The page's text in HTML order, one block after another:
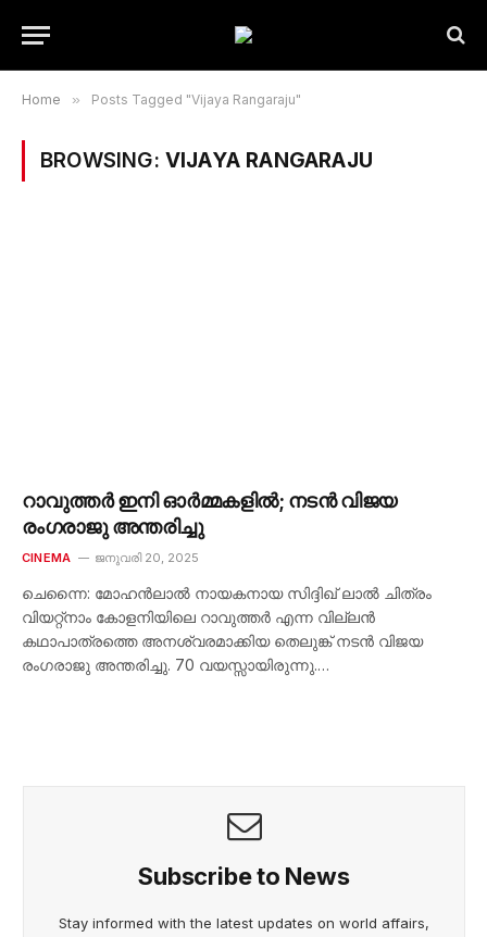
Home » Posts Tagged "Vijaya Rangaraju"
BROWSING: VIJAYA RANGARAJU
റാവുത്തർ ഇനി ഓർമ്മകളിൽ; നടൻ വിജയ
രംഗരാജു അന്തരിച്ചു
CINEMA ജനുവരി 20, 2025
ചെന്നൈ: മോഹൻലാൽ നായകനായ സിദ്ദിഖ് ലാൽ ചിത്രം
വിയറ്റ്നാം കോളനിയിലെ റാവുത്തർ എന്ന വില്ലൻ
കഥാപാത്രത്തെ അനശ്വരമാക്കിയ തെലുങ്ക് നടന്‍ വിജയ
രംഗരാജു അന്തരിച്ചു. 70 വയസ്സായിരുന്നു.…
Subscribe to News
Stay informed with the latest updates on world affairs,